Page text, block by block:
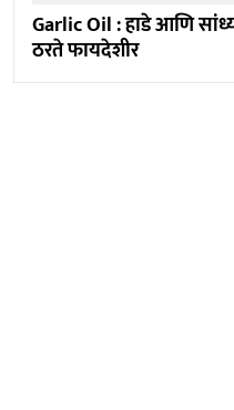
Garlic Oil : हाडे आणि
ठरते फायदेशीर